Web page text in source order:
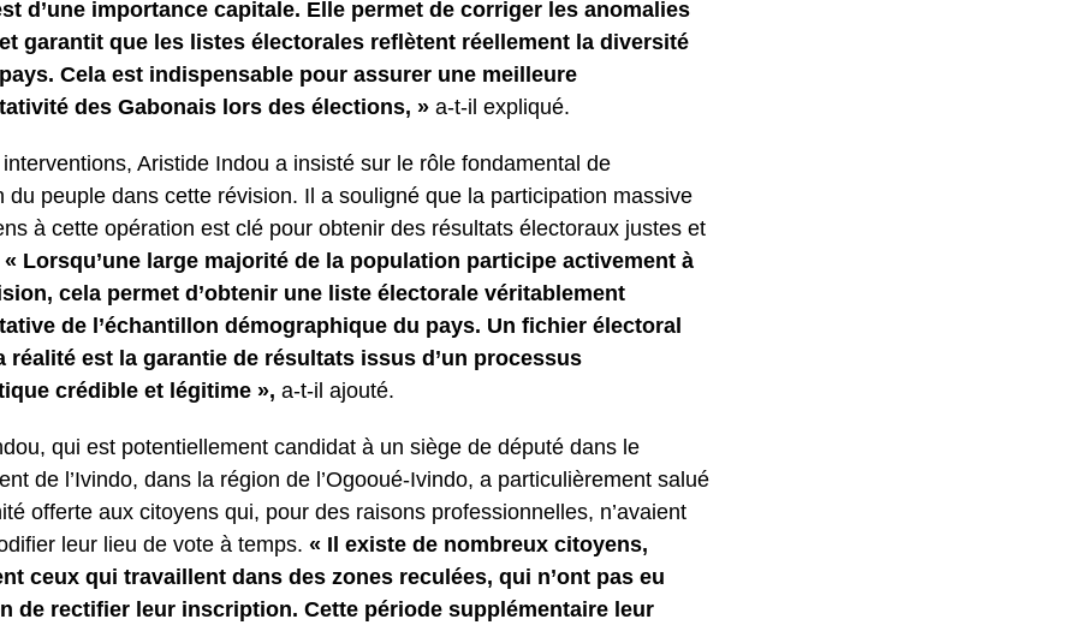
d’une importance capitale. Elle permet de corriger les anomalies
garantit que les listes électorales reflètent réellement la diversité
Cela est indispensable pour assurer une meilleure
des Gabonais lors des élections, » a-t-il expliqué.
Aristide Indou a insisté sur le rôle fondamental de
du peuple dans cette révision. Il a souligné que la participation massive
à cette opération est clé pour obtenir des résultats électoraux justes et
« Lorsqu’une large majorité de la population participe activement à
cela permet d’obtenir une liste électorale véritablement
de l’échantillon démographique du pays. Un fichier électoral
réalité est la garantie de résultats issus d’un processus
crédible et légitime », a-t-il ajouté.
qui est potentiellement candidat à un siège de député dans le
de l’Ivindo, dans la région de l’Ogooué-Ivindo, a particulièrement salué
offerte aux citoyens qui, pour des raisons professionnelles, n’avaient
leur lieu de vote à temps. « Il existe de nombreux citoyens,
ceux qui travaillent dans des zones reculées, qui n’ont pas eu
de rectifier leur inscription. Cette période supplémentaire leur